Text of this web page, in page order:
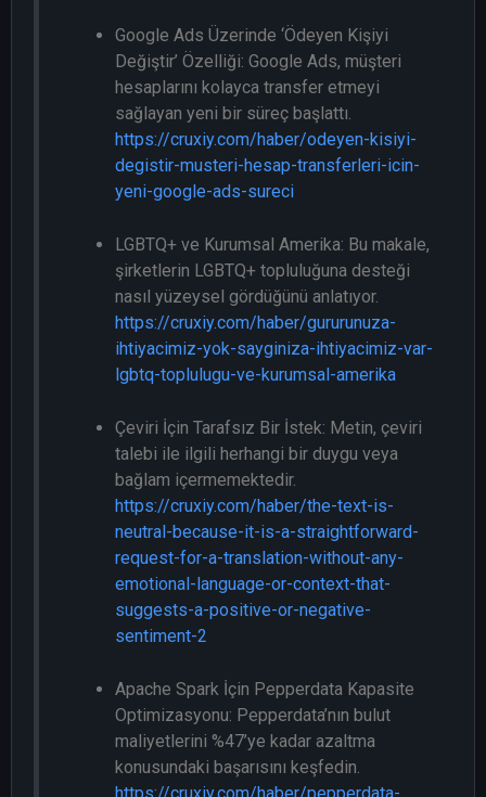
Google Ads Üzerinde ‘Ödeyen Kişiyi
Değiştir’ Özelliği: Google Ads, müşteri
hesaplarını kolayca transfer etmeyi
sağlayan yeni bir süreç başlattı.
https://cruxiy.com/haber/odeyen-kisiyi-
degistir-musteri-hesap-transferleri-icin-
yeni-google-ads-sureci
LGBTQ+ ve Kurumsal Amerika: Bu makale,
şirketlerin LGBTQ+ topluluğuna desteği
nasıl yüzeysel gördüğünü anlatıyor.
https://cruxiy.com/haber/gururunuza-
ihtiyacimiz-yok-sayginiza-ihtiyacimiz-var-
lgbtq-toplulugu-ve-kurumsal-amerika
Çeviri İçin Tarafsız Bir İstek: Metin, çeviri
talebi ile ilgili herhangi bir duygu veya
bağlam içermemektedir.
https://cruxiy.com/haber/the-text-is-
neutral-because-it-is-a-straightforward-
request-for-a-translation-without-any-
emotional-language-or-context-that-
suggests-a-positive-or-negative-
sentiment-2
Apache Spark İçin Pepperdata Kapasite
Optimizasyonu: Pepperdata’nın bulut
maliyetlerini %47’ye kadar azaltma
konusundaki başarısını keşfedin.